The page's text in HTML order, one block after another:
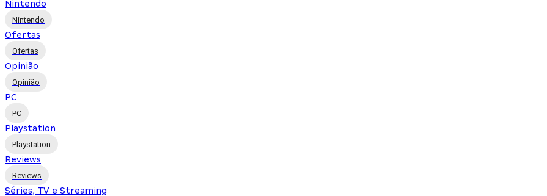
Nintendo
Nintendo
Ofertas
Ofertas
Opinião
Opinião
PC
PC
Playstation
Playstation
Reviews
Reviews
Séries, TV e Streaming